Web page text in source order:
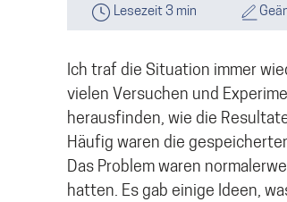
Lesezeit 3 min
Ich traf die Situation immer
vielen Versuchen und
herausfinden, wie die
Häufig waren die
Das Problem waren
hatten. Es gab einige Ideen,